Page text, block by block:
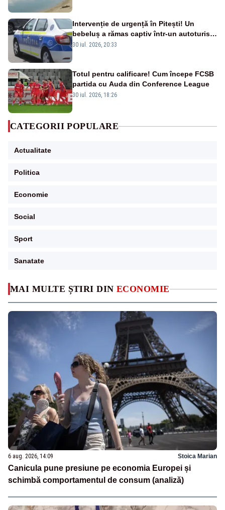
MAI MULTE ȘTIRI DIN ECONOMIE
6 aug. 2026, 14:09 Stoica Marian
Canicula pune presiune pe economia Europei și
schimbă comportamentul de consum (analiză)
Intervenție de urgență în Pitești! Un
bebeluș a rămas captiv într-un autoturism
din cauza unei defecțiuni
30 iul. 2026, 20:33
Totul pentru calificare! Cum începe FCSB
partida cu Auda din Conference League
30 iul. 2026, 18:26
CATEGORII POPULARE
Actualitate
Politica
Economie
Social
Sport
Sanatate